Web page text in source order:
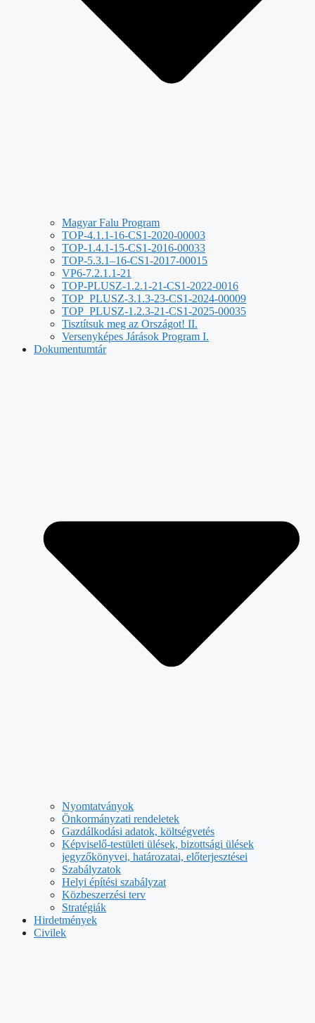
Magyar Falu Program
TOP-4.1.1-16-CS1-2020-00003
TOP-1.4.1-15-CS1-2016-00033
TOP-5.3.1–16-CS1-2017-00015
VP6-7.2.1.1-21
TOP-PLUSZ-1.2.1-21-CS1-2022-0016
TOP_PLUSZ-3.1.3-23-CS1-2024-00009
TOP_PLUSZ-1.2.3-21-CS1-2025-00035
Tisztítsuk meg az Országot! II.
Versenyképes Járások Program I.
Dokumentumtár
Nyomtatványok
Önkormányzati rendeletek
Gazdálkodási adatok, költségvetés
Képviselő-testületi ülések, bizottsági ülések
jegyzőkönyvei, határozatai, előterjesztései
Szabályzatok
Helyi építési szabályzat
Közbeszerzési terv
Stratégiák
Hirdetmények
Civilek